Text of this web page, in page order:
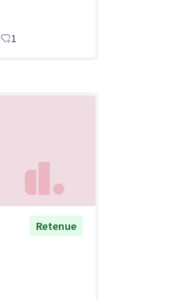
1
Retenue